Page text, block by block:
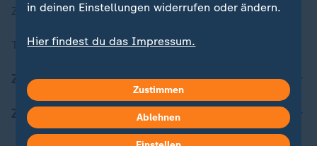
ZDFheute Stories
Themen im Überblick
ZDFheute Update
ZDFheute Apps
in deinen Einstellungen widerrufen oder ändern.
Hier findest du das Impressum.
Zustimmen
Ablehnen